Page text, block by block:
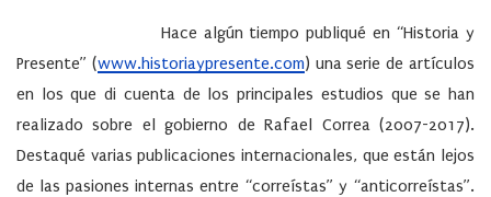
Hace algún tiempo publiqué en “Historia y
Presente” (www.historiaypresente.com) una serie de artículos
en los que di cuenta de los principales estudios que se han
realizado sobre el gobierno de Rafael Correa (2007-2017).
Destaqué varias publicaciones internacionales, que están lejos
de las pasiones internas entre “correístas” y “anticorreístas”.